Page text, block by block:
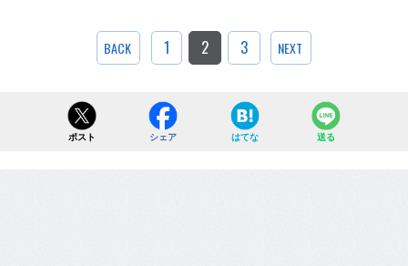
BACK 1 2 3 NEXT
ポスト シェア はてな 送る